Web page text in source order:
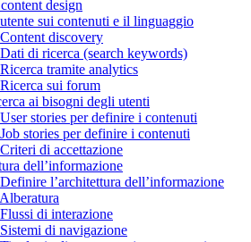
design
sui contenuti e il linguaggio
discovery
di ricerca (search keywords)
tramite analytics
sui forum
ai bisogni degli utenti
stories per definire i contenuti
stories per definire i contenuti
di accettazione
dell’informazione
l’architettura dell’informazione
di interazione
di navigazione